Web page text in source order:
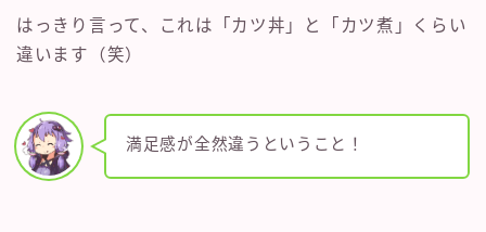
はっきり言って、これは「カツ丼」と「カツ煮」くらい
違います（笑）
満足感が全然違うということ！